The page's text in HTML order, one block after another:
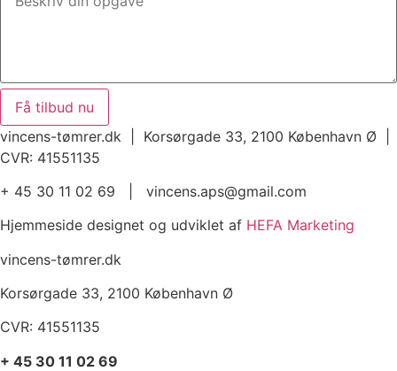
Få tilbud nu
vincens-tømrer.dk | Korsørgade 33, 2100 København Ø |
CVR: 41551135
+ 45 30 11 02 69 | vincens.aps@gmail.com
Hjemmeside designet og udviklet af HEFA Marketing
vincens-tømrer.dk
Korsørgade 33, 2100 København Ø
CVR: 41551135
+ 45 30 11 02 69